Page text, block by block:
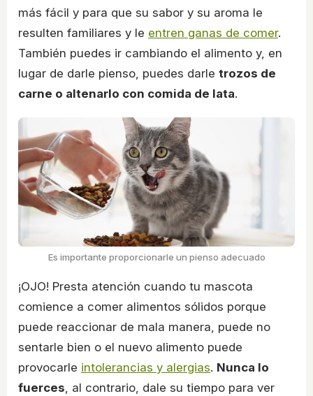
más fácil y para que su sabor y su aroma le
resulten familiares y le entren ganas de comer.
También puedes ir cambiando el alimento y, en
lugar de darle pienso, puedes darle trozos de
carne o altenarlo con comida de lata.
Es importante proporcionarle un pienso adecuado
¡OJO! Presta atención cuando tu mascota
comience a comer alimentos sólidos porque
puede reaccionar de mala manera, puede no
sentarle bien o el nuevo alimento puede
provocarle intolerancias y alergias. Nunca lo
fuerces, al contrario, dale su tiempo para ver